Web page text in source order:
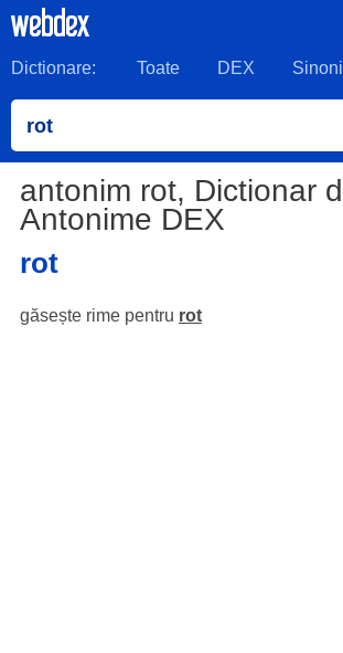
Dictionare: Toate DEX
antonim rot, Dictionar
Antonime DEX
rot
găsește rime pentru rot